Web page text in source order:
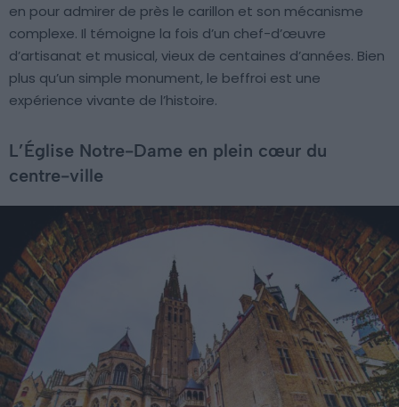
en pour admirer de près le carillon et son mécanisme
complexe. Il témoigne la fois d’un chef-d’œuvre
d’artisanat et musical, vieux de centaines d’années. Bien
plus qu’un simple monument, le beffroi est une
expérience vivante de l’histoire.
L’Église Notre-Dame en plein cœur du
centre-ville